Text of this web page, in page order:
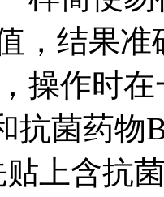
，结果
操作时在
抗菌药物
上含抗